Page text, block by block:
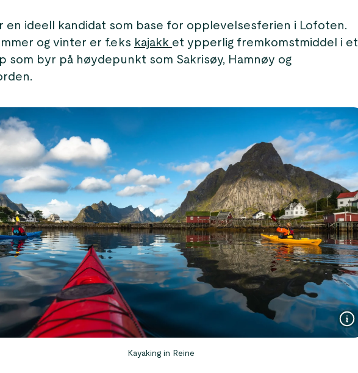
en ideell kandidat som base for opplevelsesferien i Lofoten.
og vinter er f.eks kajakk et ypperlig fremkomstmiddel i et
som byr på høydepunkt som Sakrisøy, Hamnøy og
Kayaking in Reine